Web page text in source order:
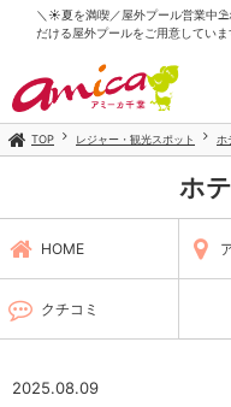
＼☀️夏を満喫／屋外プール営業中⛱
だける屋外プールをご用意してい
TOP レジャー・観光スポット ホ
ホ
HOME
クチコミ
2025.08.09